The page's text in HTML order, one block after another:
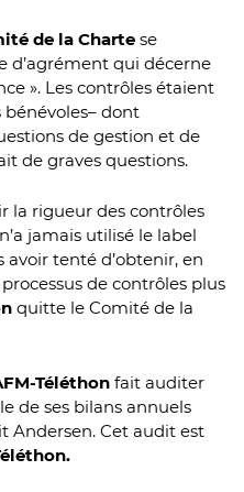
de la Charte se
d’agrément qui décerne
». Les contrôles étaient
bénévoles– dont
de gestion et de
de graves questions.
la rigueur des contrôles
n’a jamais utilisé le label
tenté d’obtenir, en
de contrôles plus
quitte le Comité de la
Téléthon fait auditer
de ses bilans annuels
Andersen. Cet audit est